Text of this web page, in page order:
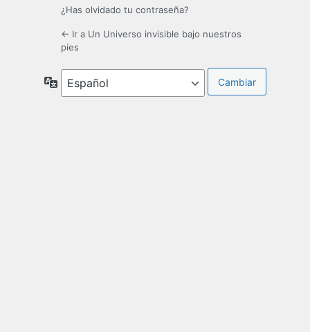
¿Has olvidado tu contraseña?
← Ir a Un Universo invisible bajo nuestros
pies
Idioma